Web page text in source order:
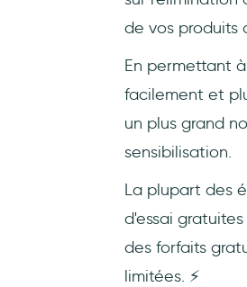
de vos produits
En permettant
facilement et
un plus grand
sensibilisation.
La plupart des
d'essai
des forfaits
limitées. ⚡